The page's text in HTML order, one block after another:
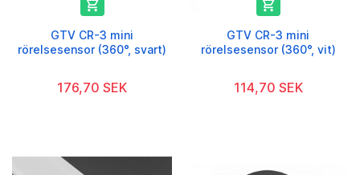

GTV CR-3 mini
rörelsesensor (360°, svart)
176,70 SEK

GTV CR-3 mini
rörelsesensor (360°, vit)
114,70 SEK